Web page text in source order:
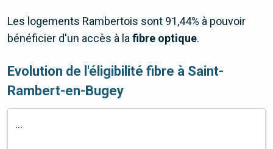
Les logements Rambertois sont 91,44% à pouvoir
bénéficier d'un accès à lafibre optique.
Evolution de l'éligibilité fibre à Saint-
Rambert-en-Bugey
...